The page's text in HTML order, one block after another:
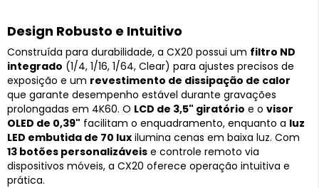
Design Robusto e Intuitivo
Construída para durabilidade, a CX20 possui um filtro ND
integrado (1/4, 1/16, 1/64, Clear) para ajustes precisos de
exposição e um revestimento de dissipação de calor
que garante desempenho estável durante gravações
prolongadas em 4K60. O LCD de 3,5" giratório e o visor
OLED de 0,39" facilitam o enquadramento, enquanto a luz
LED embutida de 70 lux ilumina cenas em baixa luz. Com
13 botões personalizáveis e controle remoto via
dispositivos móveis, a CX20 oferece operação intuitiva e
prática.